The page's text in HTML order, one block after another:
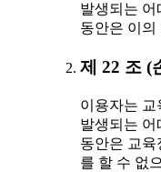
발생되는
동안은 이의
제 22 조 (
이용자는 교
발생되는
동안은 교육
를 할 수 없